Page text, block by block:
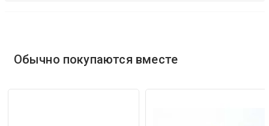
Обычно покупаются вместе